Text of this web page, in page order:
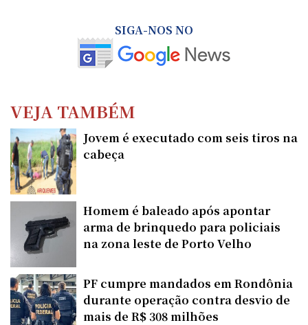
SIGA-NOS NO
VEJA TAMBÉM
Jovem é executado com seis tiros na
cabeça
Homem é baleado após apontar
arma de brinquedo para policiais
na zona leste de Porto Velho
PF cumpre mandados em Rondônia
durante operação contra desvio de
mais de R$ 308 milhões